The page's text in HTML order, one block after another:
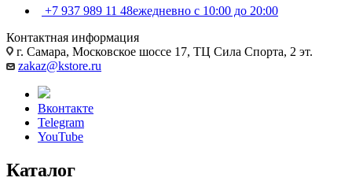
+7 937 989 11 48ежедневно с 10:00 до 20:00
Контактная информация
г. Самара, Московское шоссе 17, ТЦ Сила Спорта, 2 эт.
zakaz@kstore.ru
Вконтакте
Telegram
YouTube
Каталог